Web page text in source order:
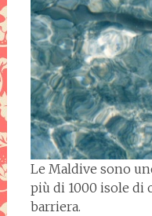
Le Maldive sono
più di 1000 isole di
barriera.